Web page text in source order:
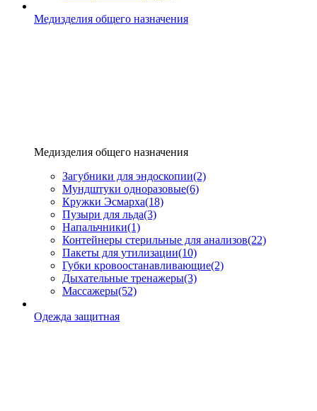
Медизделия общего назначения
Медизделия общего назначения
Загубники для эндоскопии(2)
Мундштуки одноразовые(6)
Кружки Эсмарха(18)
Пузыри для льда(3)
Напальчники(1)
Контейнеры стерильные для анализов(22)
Пакеты для утилизации(10)
Губки кровоостанавливающие(2)
Дыхательные тренажеры(3)
Массажеры(52)
Одежда защитная